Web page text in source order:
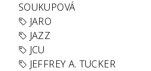
SOUKUPOVÁ
JARO
JAZZ
JCU
JEFFREY A. TUCKER